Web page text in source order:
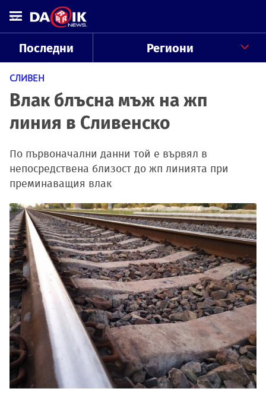
Последни Региони
СЛИВЕН
Влак блъсна мъж на жп
линия в Сливенско
По първоначални данни той е вървял в
непосредствена близост до жп линията при
преминаващия влак